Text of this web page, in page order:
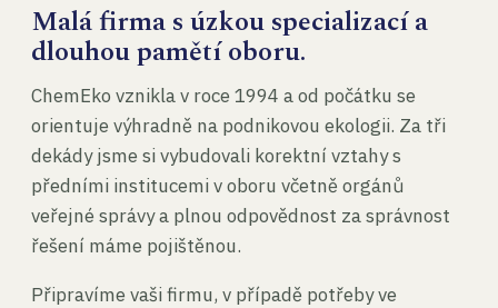
Malá firma s úzkou specializací a
dlouhou pamětí oboru.
ChemEko vznikla v roce 1994 a od počátku se
orientuje výhradně na podnikovou ekologii. Za tři
dekády jsme si vybudovali korektní vztahy s
předními institucemi v oboru včetně orgánů
veřejné správy a plnou odpovědnost za správnost
řešení máme pojištěnou.
Připravíme vaši firmu, v případě potřeby ve